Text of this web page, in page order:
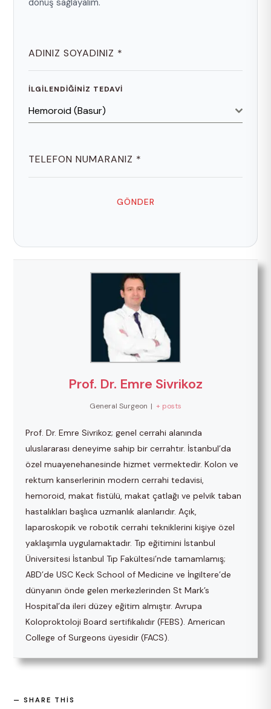
ADINIZ SOYADINIZ *
İLGILENDIĞINIZ TEDAVI
Hemoroid (Basur)
TELEFON NUMARANIZ *
GÖNDER
Prof. Dr. Emre Sivrikoz
General Surgeon | + posts
Prof. Dr. Emre Sivrikoz; genel cerrahi alanında
uluslararası deneyime sahip bir cerrahtır. İstanbul’da
özel muayenehanesinde hizmet vermektedir. Kolon ve
rektum kanserlerinin modern cerrahi tedavisi,
hemoroid, makat fistülü, makat çatlağı ve pelvik taban
hastalıkları başlıca uzmanlık alanlarıdır. Açık,
laparoskopik ve robotik cerrahi tekniklerini kişiye özel
yaklaşımla uygulamaktadır. Tıp eğitimini İstanbul
Üniversitesi İstanbul Tıp Fakültesi’nde tamamlamış;
ABD’de USC Keck School of Medicine ve İngiltere’de
dünyanın önde gelen merkezlerinden St Mark’s
Hospital’da ileri düzey eğitim almıştır. Avrupa
Koloproktoloji Board sertifikalıdır (FEBS). American
College of Surgeons üyesidir (FACS).
SHARE THIS